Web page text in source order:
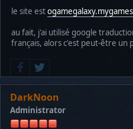
le site est
au fait, j'ai utilisé google
français, alors c'est peut-être un
DarkNoon
Administrator